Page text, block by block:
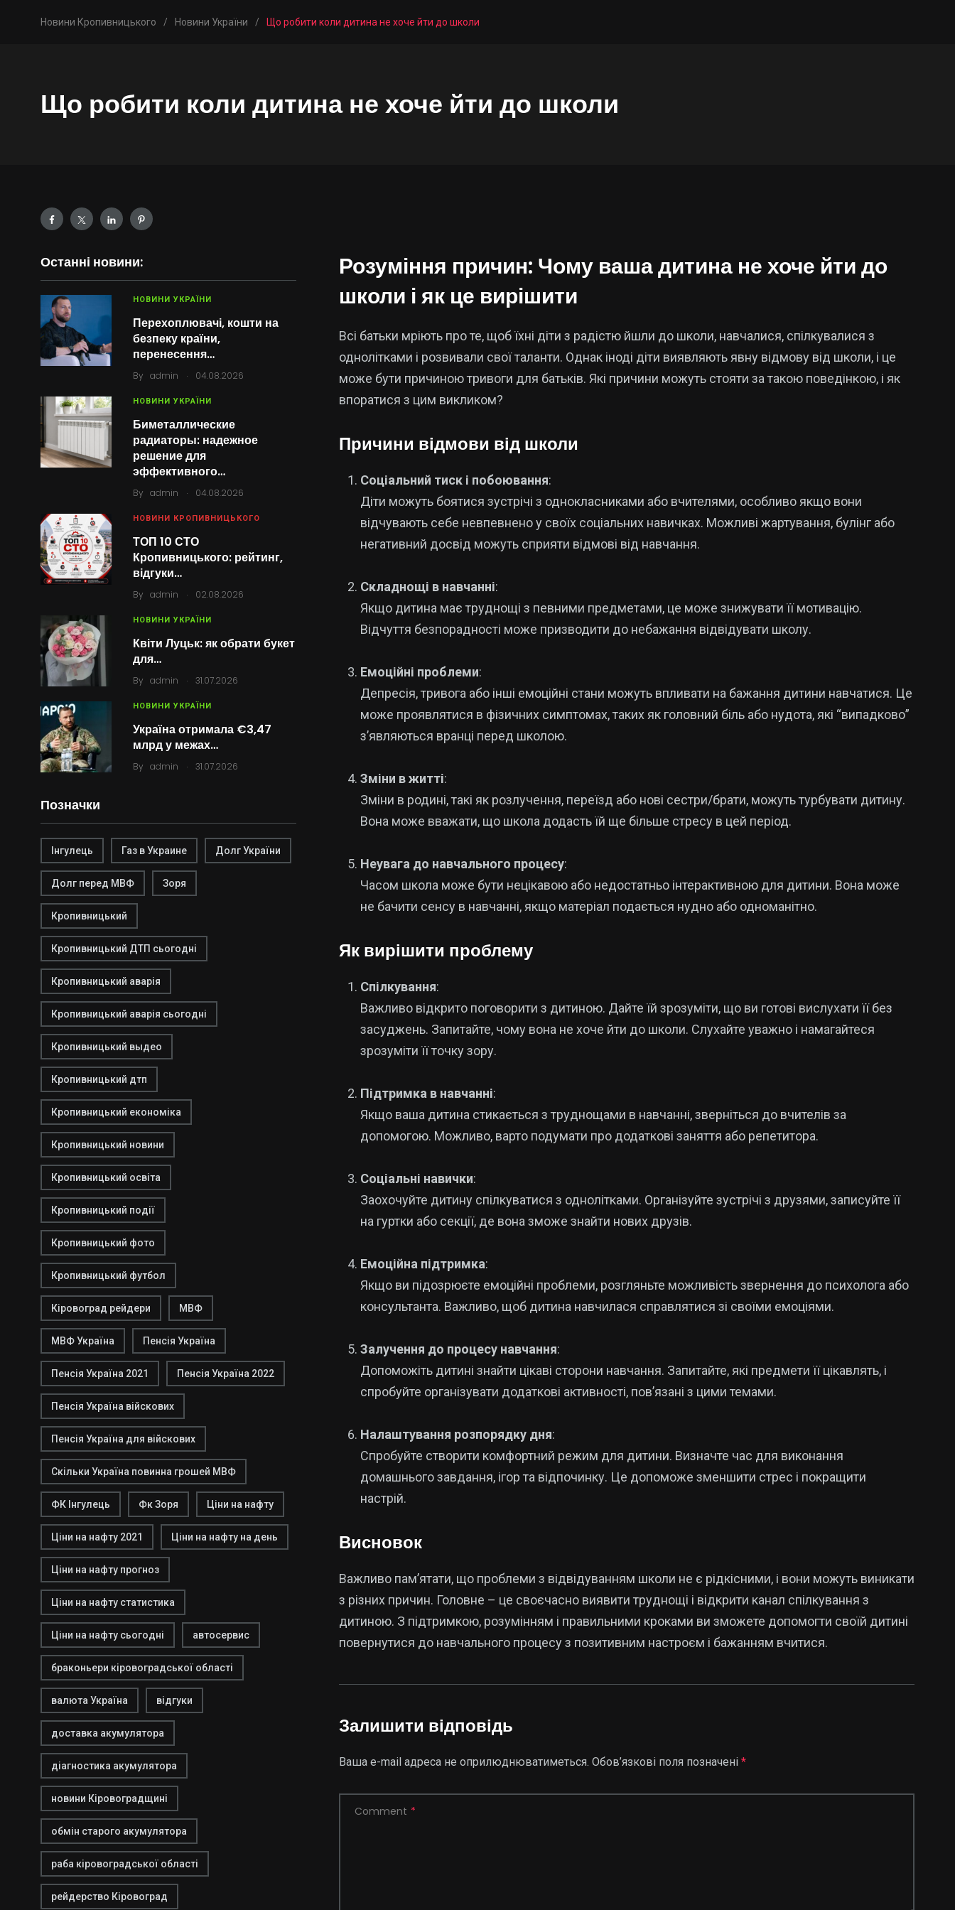
Новини Кропивницького / Новини України / Що робити коли дитина не хоче йти до школи
Що робити коли дитина не хоче йти до школи
Останні новини:
НОВИНИ УКРАЇНИ
Перехоплювачі, кошти на
безпеку країни,
перенесення…
By admin . 04.08.2026
НОВИНИ УКРАЇНИ
Биметаллические
радиаторы: надежное
решение для
эффективного…
By admin . 04.08.2026
НОВИНИ КРОПИВНИЦЬКОГО
ТОП 10 СТО
Кропивницького: рейтинг,
відгуки…
By admin . 02.08.2026
НОВИНИ УКРАЇНИ
Квіти Луцьк: як обрати букет
для…
By admin . 31.07.2026
НОВИНИ УКРАЇНИ
Україна отримала €3,47
млрд у межах…
By admin . 31.07.2026
Позначки
Інгулець Газ в Украине Долг України
Долг перед МВФ Зоря
Кропивницький
Кропивницький ДТП сьогодні
Кропивницький аварія
Кропивницький аварія сьогодні
Кропивницький выдео
Кропивницький дтп
Кропивницький економіка
Кропивницький новини
Кропивницький освіта
Кропивницький події
Кропивницький фото
Кропивницький футбол
Кіровоград рейдери МВФ
МВФ Україна Пенсія Україна
Пенсія Україна 2021 Пенсія Україна 2022
Пенсія Україна війскових
Пенсія Україна для війскових
Скільки Україна повинна грошей МВФ
ФК Інгулець Фк Зоря Ціни на нафту
Ціни на нафту 2021 Ціни на нафту на день
Ціни на нафту прогноз
Ціни на нафту статистика
Ціни на нафту сьогодні автосервис
браконьери кіровоградської області
валюта Україна відгуки
доставка акумулятора
діагностика акумулятора
новини Кіровоградщині
обмін старого акумулятора
раба кіровоградської області
рейдерство Кіровоград
Розуміння причин: Чому ваша дитина не хоче йти до
школи і як це вирішити
Всі батьки мріють про те, щоб їхні діти з радістю йшли до школи, навчалися, спілкувалися з
однолітками і розвивали свої таланти. Однак іноді діти виявляють явну відмову від школи, і це
може бути причиною тривоги для батьків. Які причини можуть стояти за такою поведінкою, і як
впоратися з цим викликом?
Причини відмови від школи
Соціальний тиск і побоювання:
Діти можуть боятися зустрічі з однокласниками або вчителями, особливо якщо вони
відчувають себе невпевнено у своїх соціальних навичках. Можливі жартування, булінг або
негативний досвід можуть сприяти відмові від навчання.
Складнощі в навчанні:
Якщо дитина має труднощі з певними предметами, це може знижувати її мотивацію.
Відчуття безпорадності може призводити до небажання відвідувати школу.
Емоційні проблеми:
Депресія, тривога або інші емоційні стани можуть впливати на бажання дитини навчатися. Це
може проявлятися в фізичних симптомах, таких як головний біль або нудота, які “випадково”
з’являються вранці перед школою.
Зміни в житті:
Зміни в родині, такі як розлучення, переїзд або нові сестри/брати, можуть турбувати дитину.
Вона може вважати, що школа додасть їй ще більше стресу в цей період.
Неувага до навчального процесу:
Часом школа може бути нецікавою або недостатньо інтерактивною для дитини. Вона може
не бачити сенсу в навчанні, якщо матеріал подається нудно або одноманітно.
Як вирішити проблему
Спілкування:
Важливо відкрито поговорити з дитиною. Дайте їй зрозуміти, що ви готові вислухати її без
засуджень. Запитайте, чому вона не хоче йти до школи. Слухайте уважно і намагайтеся
зрозуміти її точку зору.
Підтримка в навчанні:
Якщо ваша дитина стикається з труднощами в навчанні, зверніться до вчителів за
допомогою. Можливо, варто подумати про додаткові заняття або репетитора.
Соціальні навички:
Заохочуйте дитину спілкуватися з однолітками. Організуйте зустрічі з друзями, записуйте її
на гуртки або секції, де вона зможе знайти нових друзів.
Емоційна підтримка:
Якщо ви підозрюєте емоційні проблеми, розгляньте можливість звернення до психолога або
консультанта. Важливо, щоб дитина навчилася справлятися зі своїми емоціями.
Залучення до процесу навчання:
Допоможіть дитині знайти цікаві сторони навчання. Запитайте, які предмети її цікавлять, і
спробуйте організувати додаткові активності, пов’язані з цими темами.
Налаштування розпорядку дня:
Спробуйте створити комфортний режим для дитини. Визначте час для виконання
домашнього завдання, ігор та відпочинку. Це допоможе зменшити стрес і покращити
настрій.
Висновок
Важливо пам’ятати, що проблеми з відвідуванням школи не є рідкісними, і вони можуть виникати
з різних причин. Головне – це своєчасно виявити труднощі і відкрити канал спілкування з
дитиною. З підтримкою, розумінням і правильними кроками ви зможете допомогти своїй дитині
повернутися до навчального процесу з позитивним настроєм і бажанням вчитися.
Залишити відповідь
Ваша e-mail адреса не оприлюднюватиметься. Обов’язкові поля позначені *
Comment *